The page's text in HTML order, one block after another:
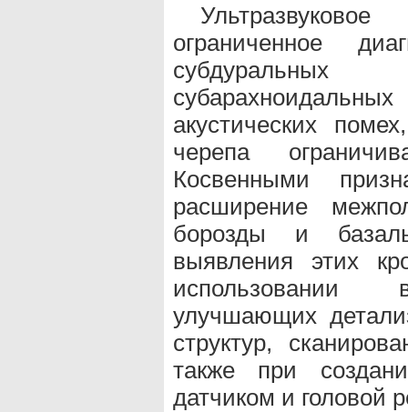
ограниченное
субдуральных
акустических
черепа
Косвенными
расширение
борозды и
выявления этих
использовании
улучшающих
структур,
также при
датчиком и головой